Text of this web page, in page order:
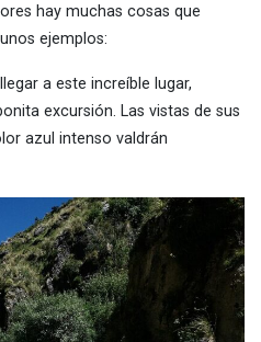
hay muchas cosas que
ejemplos:
a este increíble lugar,
excursión. Las vistas de sus
azul intenso valdrán